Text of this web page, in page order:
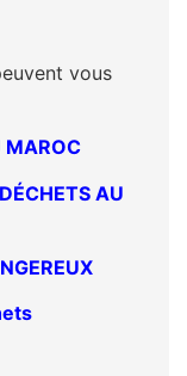
vous
MAROC
AU